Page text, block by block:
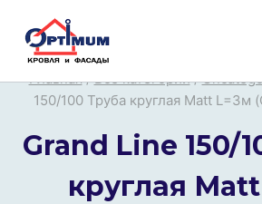
Перейти
Главная / Все категории /
150/100 Труба круглая Мatt L=3м
Grand Line 150/
круглая